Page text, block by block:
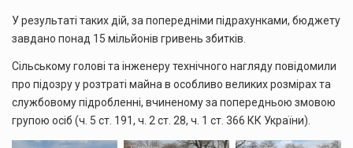
У результаті таких дій, за попередніми підрахунками, бюджету
завдано понад 15 мільйонів гривень збитків.
Сільському голові та інженеру технічного нагляду повідомили
про підозру у розтраті майна в особливо великих розмірах та
службовому підробленні, вчиненому за попередньою змовою
групою осіб (ч. 5 ст. 191, ч. 2 ст. 28, ч. 1 ст. 366 КК України).